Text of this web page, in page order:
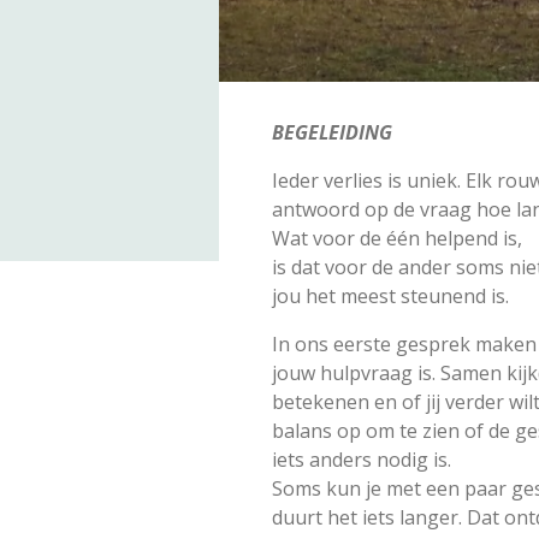
BEGELEIDING
Ieder verlies is uniek. Elk
antwoord op de vraag hoe
Wat voor de één helpend is,
is dat voor de ander soms
jou het meest steunend is.
In ons eerste gesprek
jouw hulpvraag is. Samen
betekenen en of jij verder
balans op om te zien of de
iets anders nodig is.
Soms kun je met een paar
duurt het iets langer. Dat